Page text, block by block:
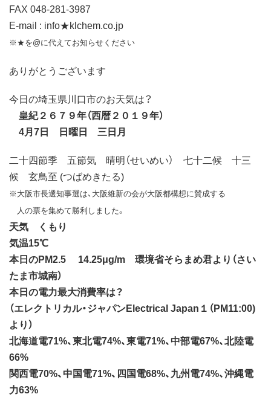
FAX 048-281-3987
E-mail : info★klchem.co.jp
※★を@に代えてお知らせください
ありがとうございます
今日の埼玉県川口市のお天気は？
皇紀２６７９年（西暦２０１９年）
4月7日 日曜日 三日月
二十四節季 五節気 晴明（せいめい） 七十二候 十三
候 玄鳥至 (つばめきたる)
※大阪市長選知事選は、大阪維新の会が大阪都構想に賛成する
人の票を集めて勝利しました。
天気 くもり
気温15℃
本日のPM2.5 14.25μg/m 環境省そらまめ君より（さい
たま市城南）
本日の電力最大消費率は？
（エレクトリカル・ジャパンElectrical Japan１（PM11:00)
より）
北海道電71%、東北電74%、東電71%、中部電67%、北陸電
66%
関西電70%、中国電71%、四国電68%、九州電74%、沖縄電
力63%